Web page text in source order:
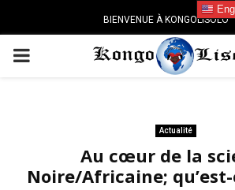
BIENVENUE À KONGOLISOLO
PRIMARY
Actualité
Au cœur de la
Noire/Africaine;